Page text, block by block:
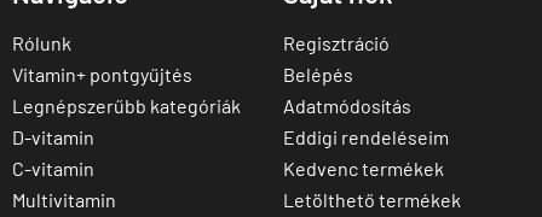
Rólunk
Vitamin+ pontgyűjtés
Legnépszerűbb kategóriák
D-vitamin
C-vitamin
Multivitamin
Regisztráció
Belépés
Adatmódosítás
Eddigi rendeléseim
Kedvenc termékek
Letölthető termékek